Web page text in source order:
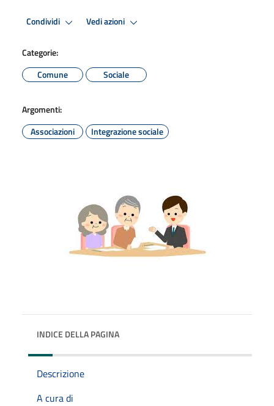
Condividi Vedi azioni
Categorie:
Comune
Sociale
Argomenti:
Associazioni
Integrazione sociale
INDICE DELLA PAGINA
Descrizione
A cura di